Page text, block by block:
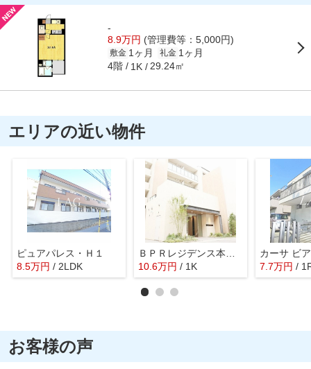
-
8.9万円 (管理費等：5,000円)
敷金 1ヶ月 礼金 1ヶ月
4階 1K 29.24㎡
エリアの近い物件
ピュアパレス・Ｈ１
8.5万円 / 2LDK
10.6万円 / 1K
カーサ ビ
7.7万円 /
お客様の声